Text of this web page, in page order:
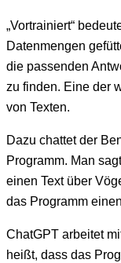
„Vortrainiert“
Datenmengen
die passenden
zu finden. Eine der
von Texten.
Dazu chattet der
Programm. Man
einen Text über
das Programm
ChatGPT arbeitet
heißt, dass das